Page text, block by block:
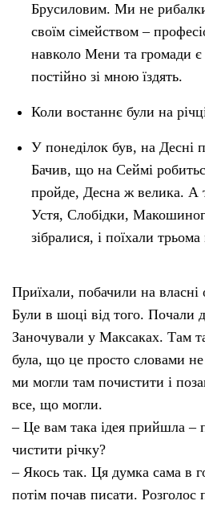
Брусиловим. Ми не рибалки
своїм сімейством –
навколо Мени та громади
постійно зі мною їздять.
Коли востаннє були на
У понеділок був, на Десні
Бачив, що на Сеймі
пройде, Десна ж велика. А
Устя, Слобідки,
зібралися, і поїхали
Приїхали, побачили на власні
Були в шоці від того. Почали
Заночували у Максаках. Там
була, що це просто словами
ми могли там почистити і
все, що могли.
– Це вам така ідея прийшла –
чистити річку?
– Якось так. Ця думка сама в
потім почав писати.